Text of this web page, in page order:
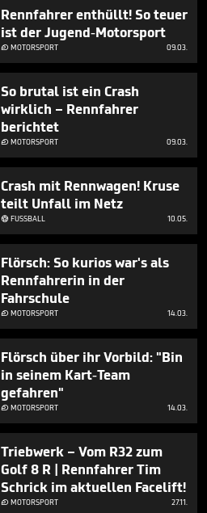
Rennfahrer enthüllt! So teuer
ist der Jugend-Motorsport
MOTORSPORT 09.03.
So brutal ist ein Crash
wirklich – Rennfahrer
berichtet
MOTORSPORT 09.03.
Crash mit Rennwagen! Kruse
teilt Unfall im Netz
FUSSBALL 10.05.
Flörsch: So kurios war's als
Rennfahrerin in der
Fahrschule
MOTORSPORT 14.03.
Flörsch über ihr Vorbild: "Bin
in seinem Kart-Team
gefahren"
MOTORSPORT 14.03.
Triebwerk – Vom R32 zum
Golf 8 R | Rennfahrer Tim
Schrick im aktuellen Facelift!
MOTORSPORT 27.11.